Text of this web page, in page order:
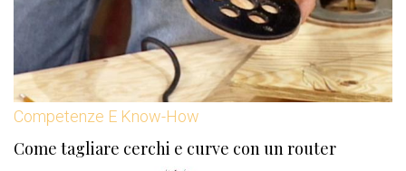
Competenze E Know-How
Come tagliare cerchi e curve con un router